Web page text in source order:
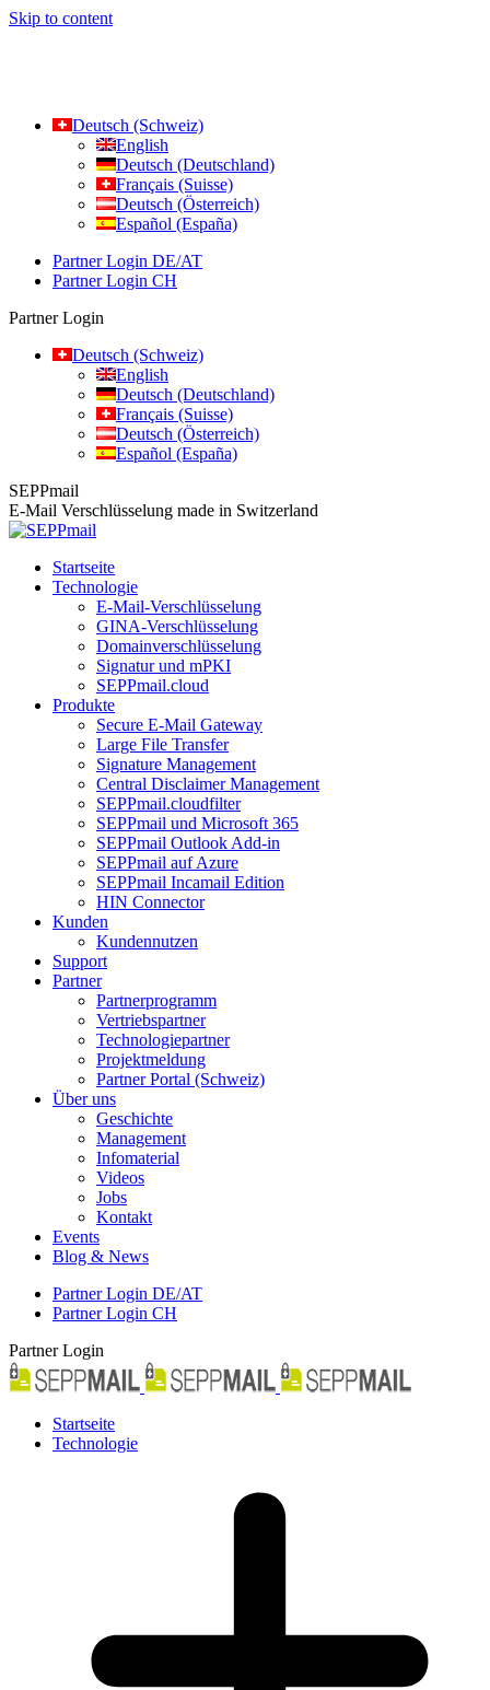
Skip to content
Deutsch (Schweiz)
English
Deutsch (Deutschland)
Français (Suisse)
Deutsch (Österreich)
Español (España)
Partner Login DE/AT
Partner Login CH
Partner Login
Deutsch (Schweiz)
English
Deutsch (Deutschland)
Français (Suisse)
Deutsch (Österreich)
Español (España)
SEPPmail
E-Mail Verschlüsselung made in Switzerland
Startseite
Technologie
E-Mail-Verschlüsselung
GINA-Verschlüsselung
Domainverschlüsselung
Signatur und mPKI
SEPPmail.cloud
Produkte
Secure E-Mail Gateway
Large File Transfer
Signature Management
Central Disclaimer Management
SEPPmail.cloudfilter
SEPPmail und Microsoft 365
SEPPmail Outlook Add-in
SEPPmail auf Azure
SEPPmail Incamail Edition
HIN Connector
Kunden
Kundennutzen
Support
Partner
Partnerprogramm
Vertriebspartner
Technologiepartner
Projektmeldung
Partner Portal (Schweiz)
Über uns
Geschichte
Management
Infomaterial
Videos
Jobs
Kontakt
Events
Blog & News
Partner Login DE/AT
Partner Login CH
Partner Login
Startseite
Technologie